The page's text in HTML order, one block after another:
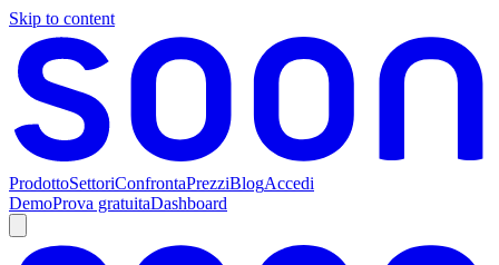
Skip to content
ProdottoSettoriConfrontaPrezziBlogAccedi
DemoProva gratuitaDashboard